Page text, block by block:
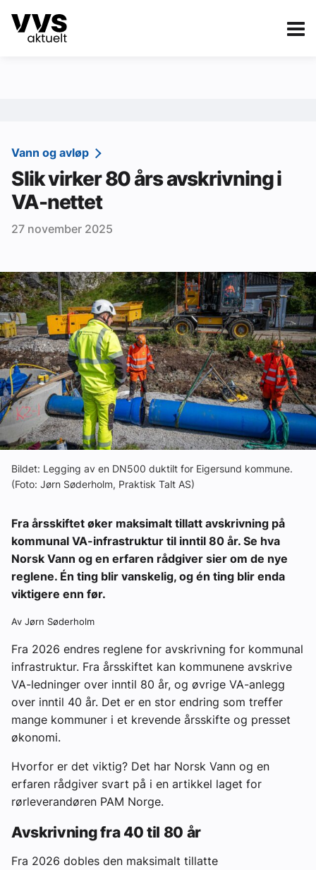
Kategorier
Sanitær
Ventilasjon
Varme og energi
Aktuelle prosjekter
Om VVS Aktuelt
Kontakt oss:
Abonner på fagbladet Byggfakta Nyheter
Annonsere i VVS Aktuelt
Kontakt oss
Tips oss
eBlad
Vann og avløp
Slik virker 80 års avskrivning i
VA-nettet
27 november 2025
Bildet: Legging av en DN500 duktilt for Eigersund kommune.
(Foto: Jørn Søderholm, Praktisk Talt AS)
Fra årsskiftet øker maksimalt tillatt avskrivning på
kommunal VA-infrastruktur til inntil 80 år. Se hva
Norsk Vann og en erfaren rådgiver sier om de nye
reglene. Én ting blir vanskelig, og én ting blir enda
viktigere enn før.
Av Jørn Søderholm
Fra 2026 endres reglene for avskrivning for kommunal
infrastruktur. Fra årsskiftet kan kommunene avskrive
VA-ledninger over inntil 80 år, og øvrige VA-anlegg
over inntil 40 år. Det er en stor endring som treffer
mange kommuner i et krevende årsskifte og presset
økonomi.
Hvorfor er det viktig? Det har Norsk Vann og en
erfaren rådgiver svart på i en artikkel laget for
rørleverandøren PAM Norge.
Avskrivning fra 40 til 80 år
Fra 2026 dobles den maksimalt tillatte